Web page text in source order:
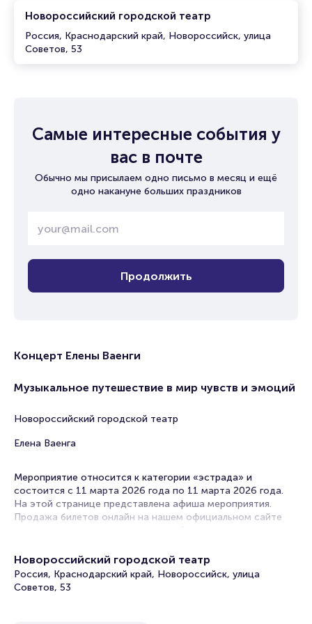
Новороссийский городской театр
Россия, Краснодарский край, Новороссийск, улица
Советов, 53
Самые интересные события у
вас в почте
Обычно мы присылаем одно письмо в месяц и ещё
одно накануне больших праздников
Продолжить
Концерт Елены Ваенги
Музыкальное путешествие в мир чувств и эмоций
Новороссийский городской театр
Елена Ваенга
Мероприятие относится к категории «эстрада» и
состоится с 11 марта 2026 года по 11 марта 2026 года.
На этой странице представлена афиша мероприятия.
Продажа билетов онлайн на нашем официальном сайте
концерт.
Билеты на Концерт Елены Ваенги
Новороссийский городской театр
Россия, Краснодарский край, Новороссийск, улица
Советов, 53